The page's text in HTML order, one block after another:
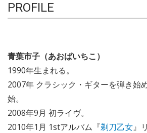
PROFILE
青葉市子（あおばいちこ）
1990年生まれる。
2007年 クラシック・ギターを弾き始
始。
2008年9月 初ライヴ。
2010年1月 1stアルバム『剃刀乙女』